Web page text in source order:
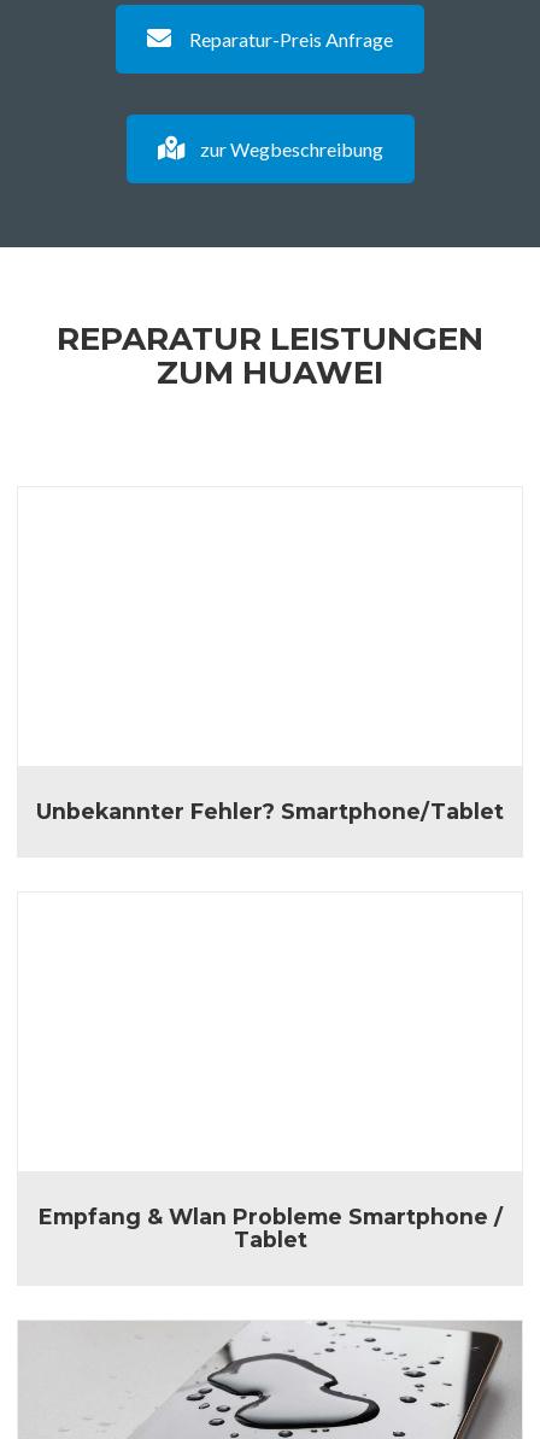
Reparatur-Preis Anfrage
zur Wegbeschreibung
REPARATUR LEISTUNGEN
ZUM HUAWEI
Unbekannter Fehler? Smartphone/Tablet
Empfang & Wlan Probleme Smartphone /
Tablet